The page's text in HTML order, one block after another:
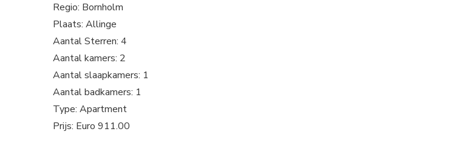
Regio: Bornholm
Plaats: Allinge
Aantal Sterren: 4
Aantal kamers: 2
Aantal slaapkamers: 1
Aantal badkamers: 1
Type: Apartment
Prijs: Euro 911.00